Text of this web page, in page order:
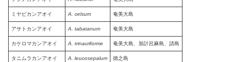
ミヤビカンアオイ A. celsum 奄美大島
アサトカンアオイ A. tabatanum 奄美大島
カケロマカンアオイ A. trinacriforme 奄美大島、加計呂麻島、請島
タニムラカンアオイ A. leucosepalum 徳之島